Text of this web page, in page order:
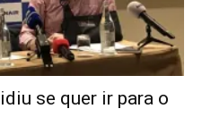
se quer ir para o